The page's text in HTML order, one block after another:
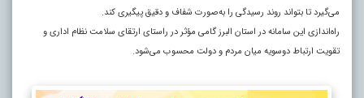
می‌گیرد تا بتواند روند رسیدگی را به‌صورت شفاف و دقیق پیگیری کند.
راه‌اندازی این سامانه در استان البرز گامی مؤثر در راستای ارتقای سلامت نظام اداری و
تقویت ارتباط دوسویه میان مردم و دولت محسوب می‌شود.